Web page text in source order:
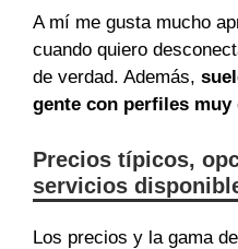
A mí me gusta mucho
cuando quiero
de verdad. Además,
gente con perfiles muy
Precios típicos,
servicios
Los precios y la gama